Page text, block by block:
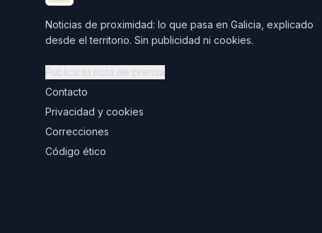
Noticias de proximidad: lo que pasa en Galicia, explicado
desde el territorio. Sin publicidad ni cookies.
Publica tu nota de prensa
Contacto
Privacidad y cookies
Correcciones
Código ético